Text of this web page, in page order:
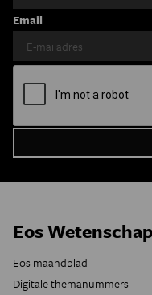
Email
Eos Wetenschap
Eos maandblad
Digitale themanummers